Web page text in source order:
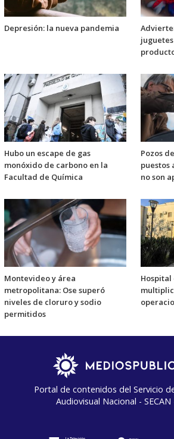
Depresión: la nueva pandemia
Hubo un escape de gas
monóxido de carbono en la
Facultad de Química
Pozos
puestos
no son
Montevideo y área
metropolitana: Ose superó
niveles de cloruro y sodio
permitidos
Portal de contenidos del Servicio
Audiovisual Nacional -